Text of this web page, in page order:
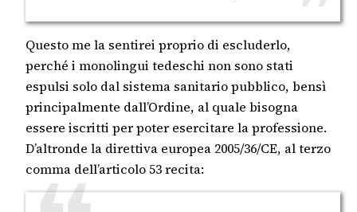
Questo me la sentirei proprio di escluderlo,
perché i monolingui tedeschi non sono stati
espulsi solo dal sistema sanitario pubblico, bensì
principalmente dall’Ordine, al quale bisogna
essere iscritti per poter esercitare la professione.
D’altronde la direttiva europea 2005/36/CE, al terzo
comma dell’articolo 53 recita: